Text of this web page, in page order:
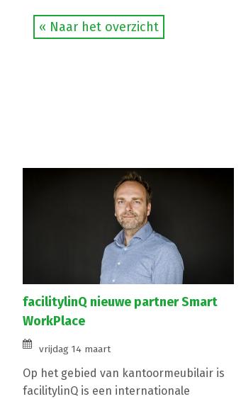
« Naar het overzicht
facilitylinQ nieuwe partner Smart
WorkPlace
vrijdag 14 maart
Op het gebied van kantoormeubilair is
facilitylinQ is een internationale